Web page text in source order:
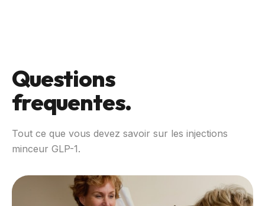
Questions
frequentes.
Tout ce que vous devez savoir sur les injections
minceur GLP-1.